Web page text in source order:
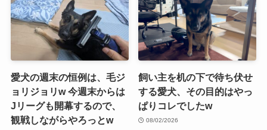
愛犬の週末の恒例は、毛ジ
ョリジョリw 今週末からは
Jリーグも開幕するので、
観戦しながらやろっとw
飼い主を机の下で待ち伏せ
する愛犬、その目的はやっ
ぱりコレでしたw
08/02/2026